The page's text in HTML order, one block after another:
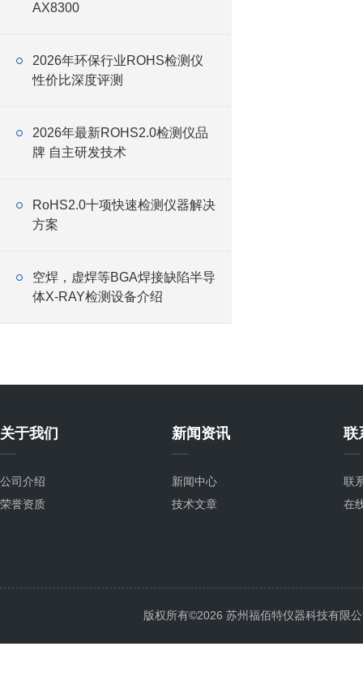
AX8300
2026年环保行业ROHS检测仪
性价比深度评测
2026年最新ROHS2.0检测仪品
牌 自主研发技术
RoHS2.0十项快速检测仪器解决
方案
空焊，虚焊等BGA焊接缺陷半导
体X-RAY检测设备介绍
关于我们
公司介绍
荣誉资质
新闻资讯
新闻中心
技术文章
联
联
在
版权所有©2026 苏州福佰特仪器科技有限